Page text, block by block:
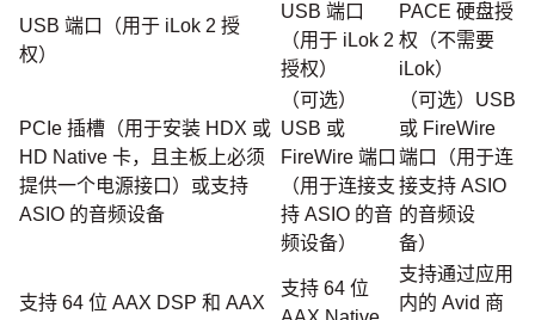
USB 端口（用于 iLok 2 授
权）
USB 端口
（用于 iLok 2
授权）
PACE 硬盘授
权（不需要
iLok）
PCIe 插槽（用于安装 HDX 或
HD Native 卡，且主板上必须
提供一个电源接口）或支持
ASIO 的音频设备
（可选）
USB 或
FireWire 端口
（用于连接支
持 ASIO 的音
频设备）
（可选）USB
或 FireWire
端口（用于连
接支持 ASIO
的音频设
备）
支持 64 位 AAX DSP 和 AAX
支持 64 位
支持通过应用
内的 Avid 商